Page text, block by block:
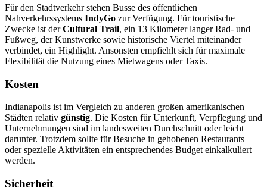
Für den Stadtverkehr stehen Busse des öffentlichen
Nahverkehrssystems IndyGo zur Verfügung. Für touristische
Zwecke ist derCultural Trail, ein 13 Kilometer langer Rad- und
Fußweg, der Kunstwerke sowie historische Viertel miteinander
verbindet, ein Highlight. Ansonsten empfiehlt sich für maximale
Flexibilität die Nutzung eines Mietwagens oder Taxis.
Kosten
Indianapolis ist im Vergleich zu anderen großen amerikanischen
Städten relativ günstig. Die Kosten für Unterkunft, Verpflegung und
Unternehmungen sind im landesweiten Durchschnitt oder leicht
darunter. Trotzdem sollte für Besuche in gehobenen Restaurants
oder spezielle Aktivitäten ein entsprechendes Budget einkalkuliert
werden.
Sicherheit